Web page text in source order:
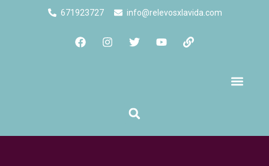
671923727 info@relevosxlavida.com